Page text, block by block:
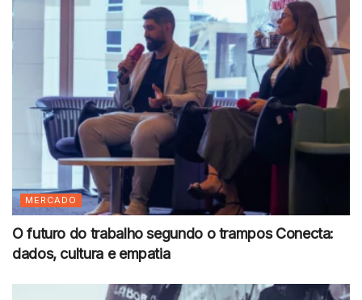
MERCADO
O futuro do trabalho segundo o trampos Conecta:
dados, cultura e empatia